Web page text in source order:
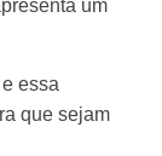
um
essa
que sejam